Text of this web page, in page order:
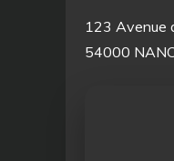
123 Avenue
54000